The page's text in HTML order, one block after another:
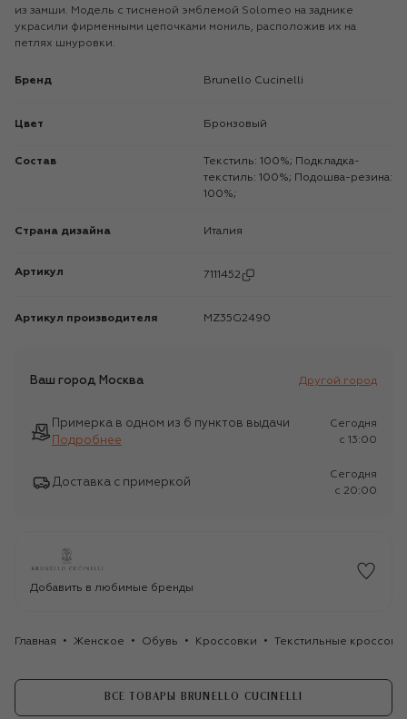
из замши. Модель с тисненой эмблемой Solomeo на заднике
украсили фирменными цепочками мониль, расположив их на
петлях шнуровки.
Бренд Brunello Cucinelli
Цвет Бронзовый
Состав
Текстиль: 100%; Подкладка-
текстиль: 100%; Подошва-резина:
100%;
Страна дизайна Италия
Артикул 7111452
Артикул производителя MZ35G2490
Ваш город Москва Другой город
Примерка в одном из 6 пунктов выдачи
Подробнее
Сегодня
c 13:00
Доставка с примеркой
Сегодня
c 20:00
Добавить в любимые бренды
Главная Женское Обувь Кроссовки Текстильные
ВСЕ ТОВАРЫ BRUNELLO CUCINELLI